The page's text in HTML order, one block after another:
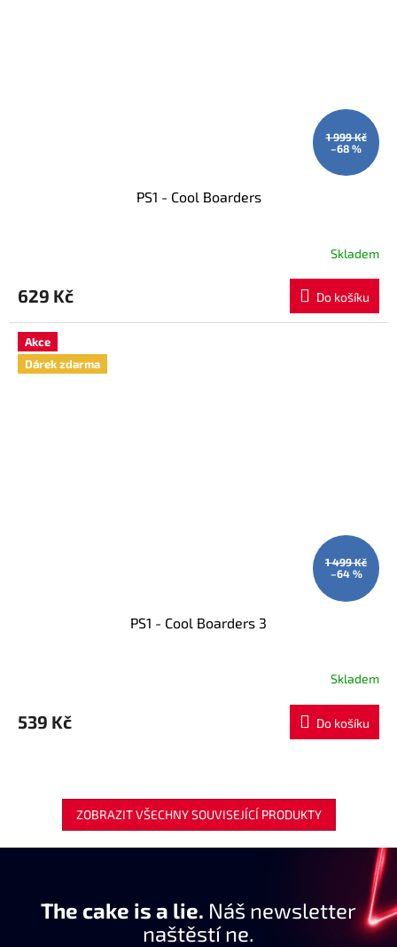
1 999 Kč
–68 %
PS1 - Cool Boarders
Skladem
629 Kč Do košíku
Akce
Dárek zdarma
1 499 Kč
–64 %
PS1 - Cool Boarders 3
Skladem
539 Kč Do košíku
ZOBRAZIT VŠECHNY SOUVISEJÍCÍ PRODUKTY
The cake is a lie. Náš newsletter
naštěstí ne.